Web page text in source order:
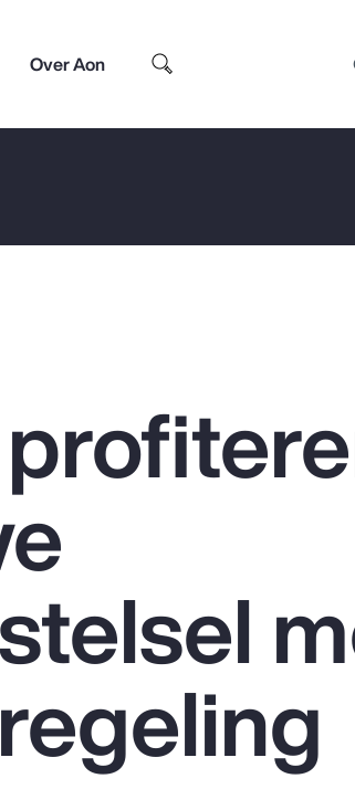
Over Aon
Top Insights